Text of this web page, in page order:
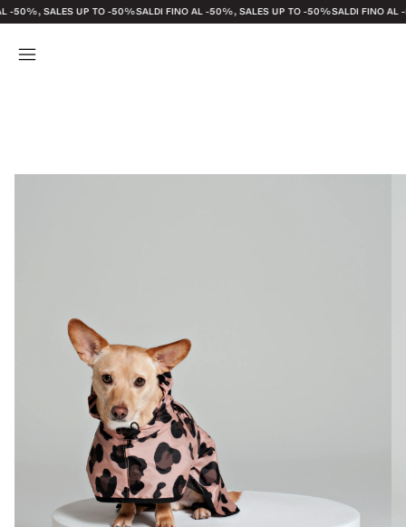
SALES UP TO -50% SALDI FINO AL -50%, SALES UP TO -50% SALDI FINO AL -